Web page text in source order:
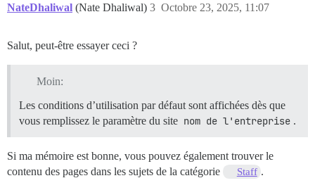
NateDhaliwal (Nate Dhaliwal) Octobre 23, 2025, 11:07
3
Salut, peut-être essayer ceci ?
Moin:
Les conditions d’utilisation par défaut sont affichées dès que
vous remplissez le paramètre du site nom de l'entreprise .
Si ma mémoire est bonne, vous pouvez également trouver le
contenu des pages dans les sujets de la catégorie
Staff .